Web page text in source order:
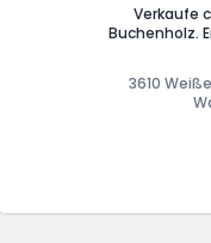
Verkaufe
Buchenholz.
Anfrage auf
3610